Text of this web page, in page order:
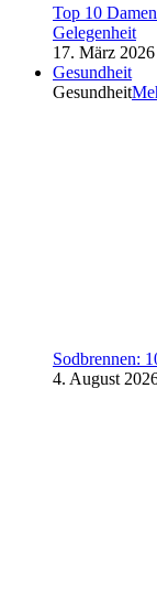
Top 10
Gelegenheit
17. März 2026
Gesundheit
Gesundheit
Sodbrennen:
4. August